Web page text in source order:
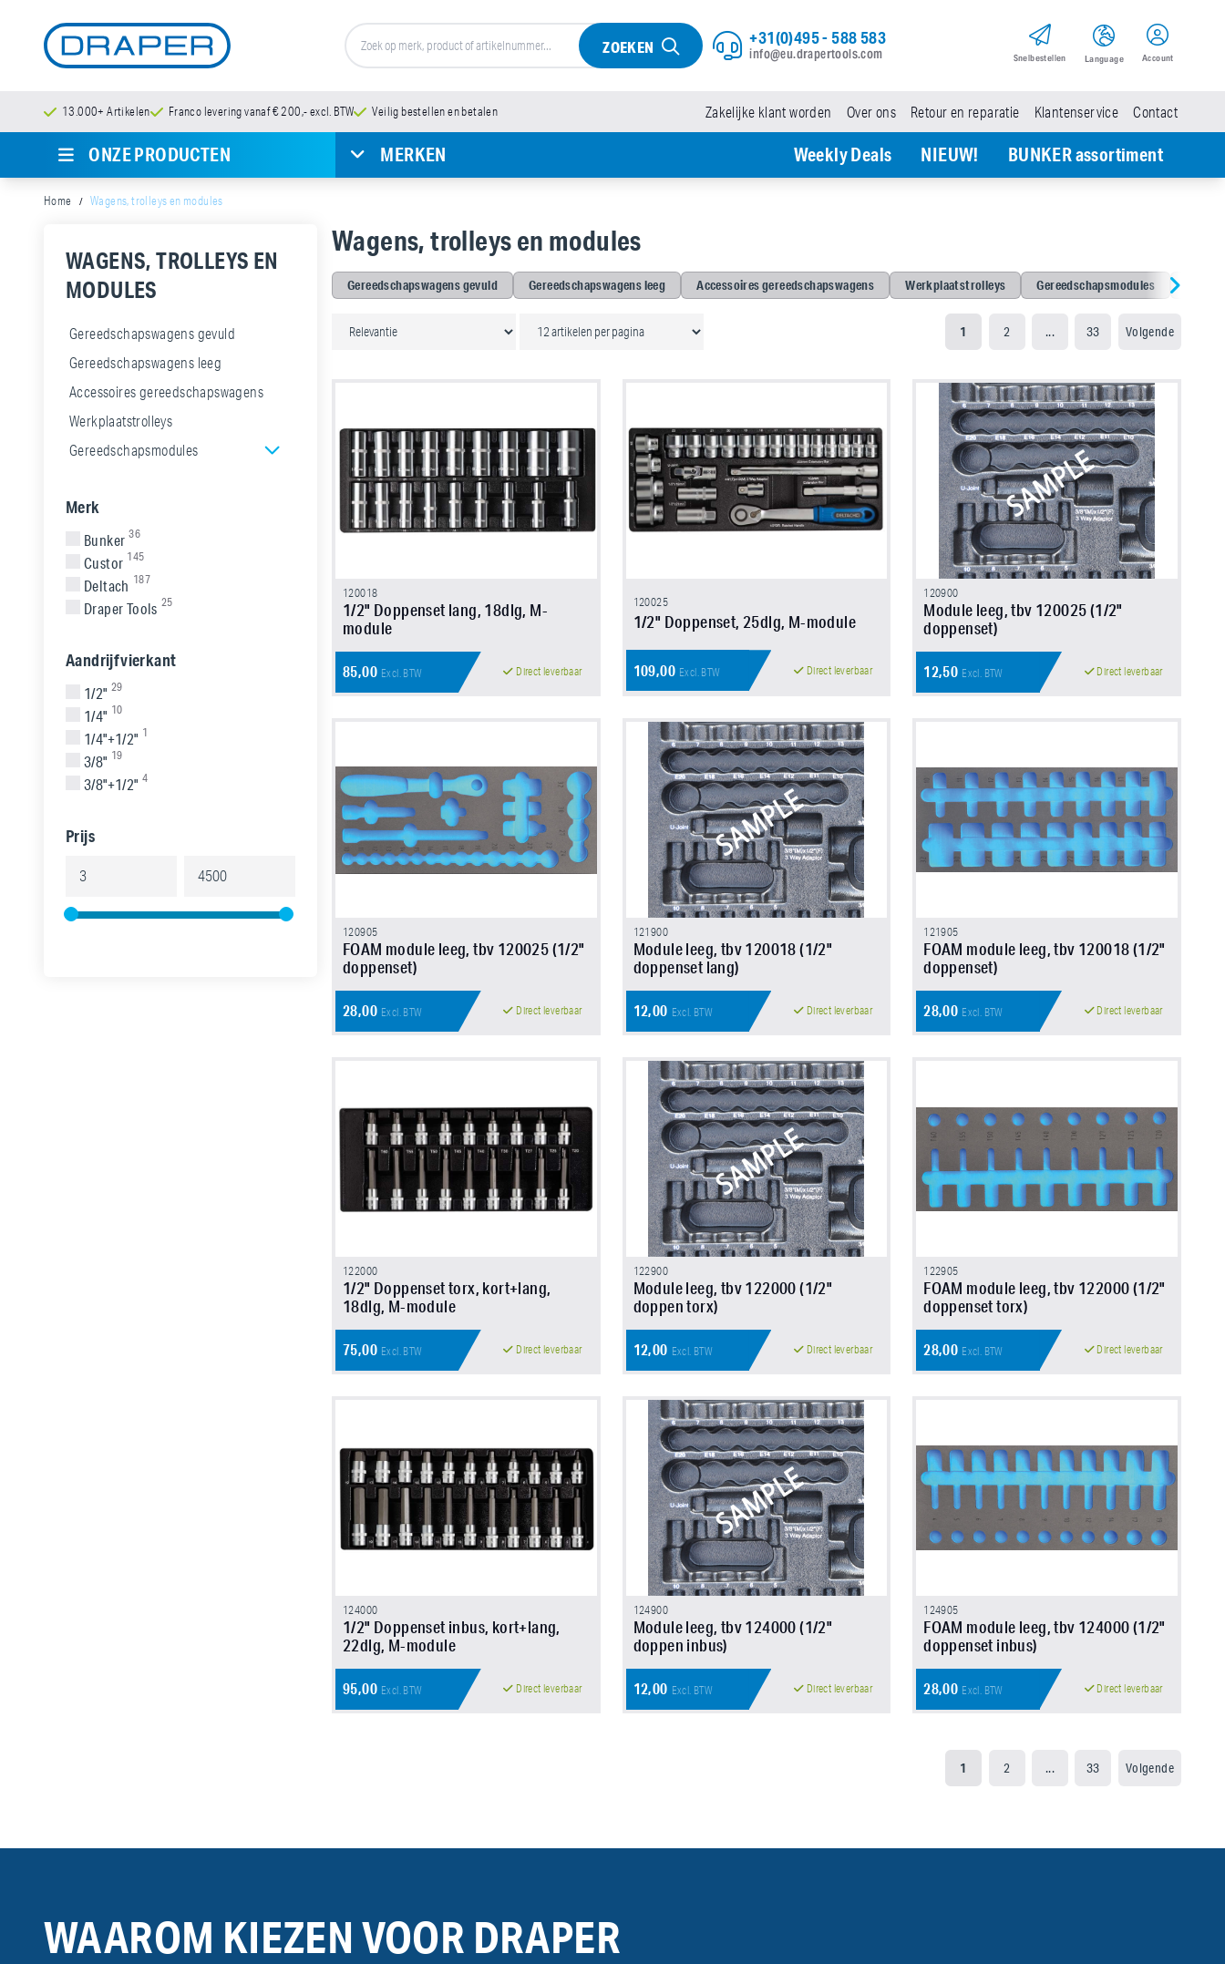
Snel­bestellen Language Account
ZOEKEN +31(0)495 - 588 583
info@eu.drapertools.com
13.000+ Artikelen Franco levering vanaf € 200,- excl. BTW Veilig bestellen en betalen Zakelijke klant worden Over ons Retour en reparatie Klantenservice Contact
ONZE PRODUCTEN MERKEN Weekly Deals NIEUW! BUNKER assortiment
Home Wagens, trolleys en modules
WAGENS, TROLLEYS EN
MODULES
Gereedschapswagens gevuld
Gereedschapswagens leeg
Accessoires gereedschapswagens
Werkplaatstrolleys
Gereedschapsmodules
Merk
Bunker 36
Custor 145
Deltach 187
Draper Tools 25
Aandrijfvierkant
1/2" 29
1/4" 10
1/4"+1/2" 1
3/8" 19
3/8"+1/2" 4
Prijs
Wagens, trolleys en modules
Gereedschapswagens gevuld Gereedschapswagens leeg Accessoires gereedschapswagens Werkplaatstrolleys Gereedschapsmodules
1 2 ... 33 Volgende
120018
1/2" Doppenset lang, 18dlg, M-
module
85,00 Excl. BTW Direct leverbaar
120025
1/2" Doppenset, 25dlg, M-module
109,00 Excl. BTW Direct leverbaar
120900
Module leeg, tbv 120025 (1/2"
doppenset)
12,50 Excl. BTW Direct leverbaar
120905
FOAM module leeg, tbv 120025 (1/2"
doppenset)
28,00 Excl. BTW Direct leverbaar
121900
Module leeg, tbv 120018 (1/2"
doppenset lang)
12,00 Excl. BTW Direct leverbaar
121905
FOAM module leeg, tbv 120018 (1/2"
doppenset)
28,00 Excl. BTW Direct leverbaar
122000
1/2" Doppenset torx, kort+lang,
18dlg, M-module
75,00 Excl. BTW Direct leverbaar
122900
Module leeg, tbv 122000 (1/2"
doppen torx)
12,00 Excl. BTW Direct leverbaar
122905
FOAM module leeg, tbv 122000 (1/2"
doppenset torx)
28,00 Excl. BTW Direct leverbaar
124000
1/2" Doppenset inbus, kort+lang,
22dlg, M-module
95,00 Excl. BTW Direct leverbaar
124900
Module leeg, tbv 124000 (1/2"
doppen inbus)
12,00 Excl. BTW Direct leverbaar
124905
FOAM module leeg, tbv 124000 (1/2"
doppenset inbus)
28,00 Excl. BTW Direct leverbaar
1 2 ... 33 Volgende
WAAROM KIEZEN VOOR DRAPER